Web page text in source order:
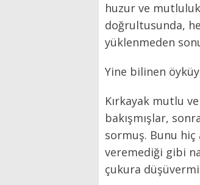
huzur ve
doğrultusunda,
yüklenmeden
Yine bilinen
Kırkayak mutlu
bakışmışlar,
sormuş. Bunu hiç
veremediği gibi
çukura